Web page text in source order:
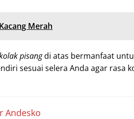
Merah
pisangdi atas bermanfaat
sesuai selera Anda agar rasa
Andesko